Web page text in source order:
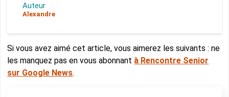
Auteur
Alexandre
Si vous avez aimé cet article, vous aimerez les suivants : ne
les manquez pas en vous abonnant à Rencontre Senior
sur Google News.